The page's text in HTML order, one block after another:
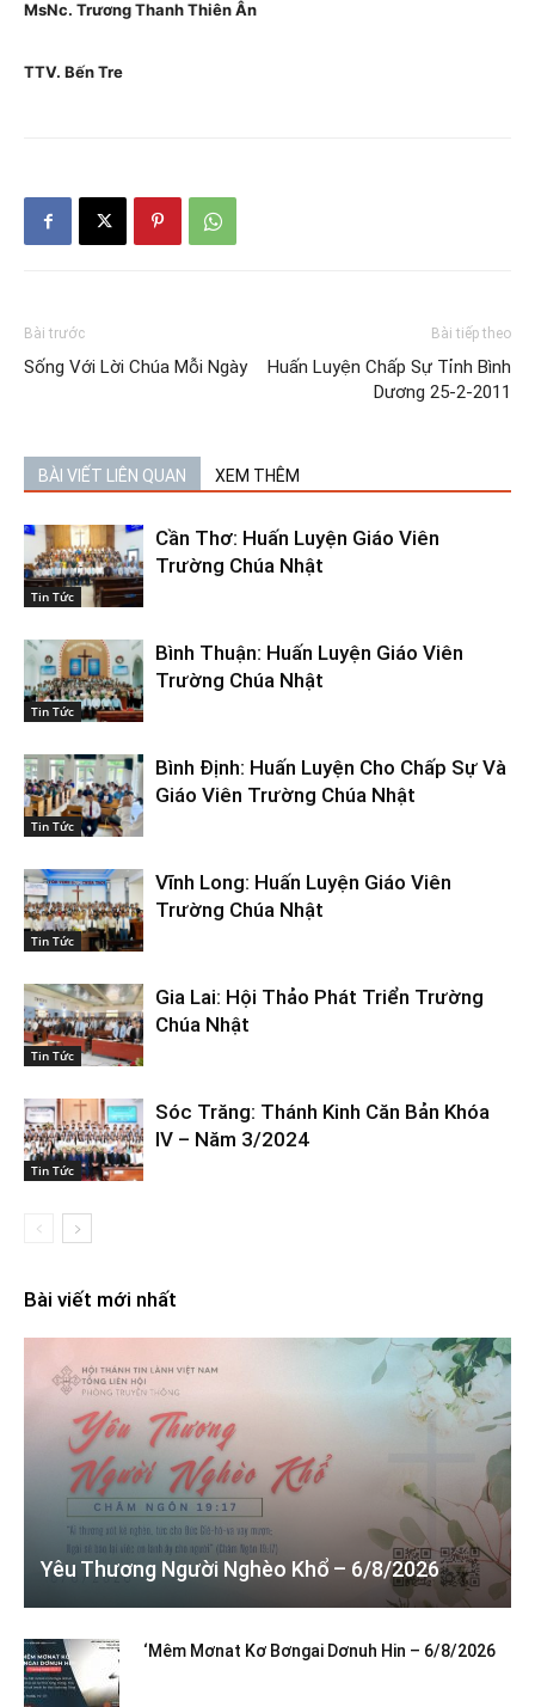
MsNc. Trương Thanh Thiên Ân
TTV. Bến Tre
Bài trước
Sống Với Lời Chúa Mỗi Ngày
Bài tiếp theo
Huấn Luyện Chấp Sự Tỉnh Bình
Dương 25-2-2011
BÀI VIẾT LIÊN QUAN XEM THÊM
Tin Tức
Cần Thơ: Huấn Luyện Giáo Viên
Trường Chúa Nhật
Tin Tức
Bình Thuận: Huấn Luyện Giáo Viên
Trường Chúa Nhật
Tin Tức
Bình Định: Huấn Luyện Cho Chấp Sự Và
Giáo Viên Trường Chúa Nhật
Tin Tức
Vĩnh Long: Huấn Luyện Giáo Viên
Trường Chúa Nhật
Tin Tức
Gia Lai: Hội Thảo Phát Triển Trường
Chúa Nhật
Tin Tức
Sóc Trăng: Thánh Kinh Căn Bản Khóa
IV – Năm 3/2024
Bài viết mới nhất
Yêu Thương Người Nghèo Khổ – 6/8/2026
‘Mêm Mơnat Kơ Bơngai Dơnuh Hin – 6/8/2026